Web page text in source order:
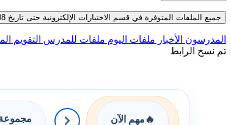
جميع الملفات المتوفرة في قسم الاختبارات الإلكترونية حتى تاريخ 08-08-2026
المدرسون الأخبار ملفات اليوم ملفات للمدرس التقويم
تم نسخ الرابط
🔥 مهم الآن مجموعة